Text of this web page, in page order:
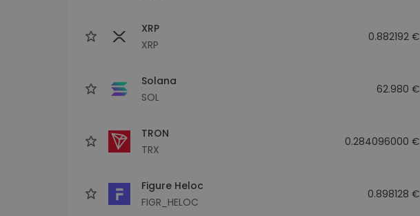
XRP
XRP
0.882192 €
Solana
SOL
62.980 €
TRON
TRX
0.284096000 €
Figure Heloc
FIGR_HELOC
0.898128 €